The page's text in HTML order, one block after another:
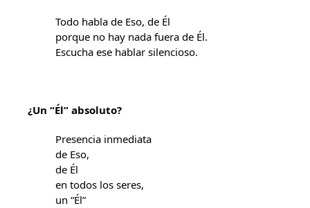
Todo habla de Eso, de Él
porque no hay nada fuera de Él.
Escucha ese hablar silencioso.
¿Un “Él” absoluto?
Presencia inmediata
de Eso,
de Él
en todos los seres,
un “Él”